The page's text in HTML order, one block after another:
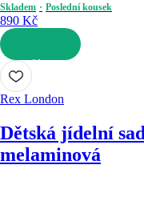
Skladem Poslední kousek
890 Kč
DO KOŠÍKU
Rex London
Dětská jídelní
melaminová